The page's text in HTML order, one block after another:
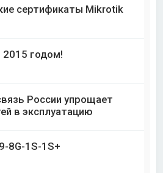
сертификаты Mikrotik
годом!
России упрощает
в эксплуатацию
8G-1S-1S+